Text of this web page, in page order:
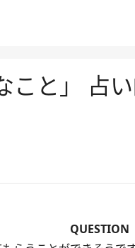
こと」 占
QUESTION